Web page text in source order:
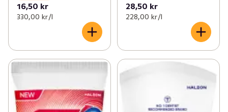
16,50 kr
330,00 kr /l
28,50 kr
228,00 kr /l